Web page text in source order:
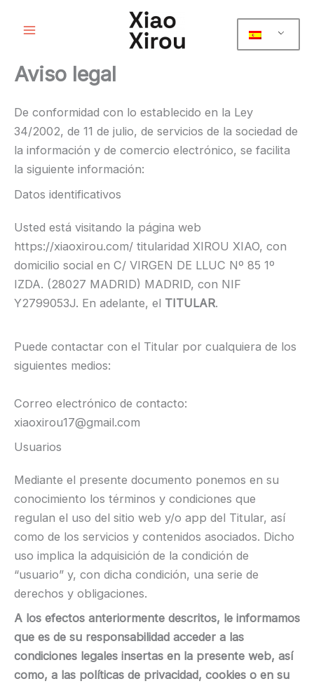
Aviso legal
De conformidad con lo establecido en la Ley
34/2002, de 11 de julio, de servicios de la sociedad de
la información y de comercio electrónico, se facilita
la siguiente información:
Datos identificativos
Usted está visitando la página web
https://xiaoxirou.com/ titularidad XIROU XIAO, con
domicilio social en C/ VIRGEN DE LLUC Nº 85 1º
IZDA. (28027 MADRID) MADRID, con NIF
Y2799053J. En adelante, el TITULAR.
Puede contactar con el Titular por cualquiera de los
siguientes medios:
Correo electrónico de contacto:
xiaoxirou17@gmail.com
Usuarios
Mediante el presente documento ponemos en su
conocimiento los términos y condiciones que
regulan el uso del sitio web y/o app del Titular, así
como de los servicios y contenidos asociados. Dicho
uso implica la adquisición de la condición de
“usuario” y, con dicha condición, una serie de
derechos y obligaciones.
A los efectos anteriormente descritos, le informamos
que es de su responsabilidad acceder a las
condiciones legales insertas en la presente web, así
como, a las políticas de privacidad, cookies o en su